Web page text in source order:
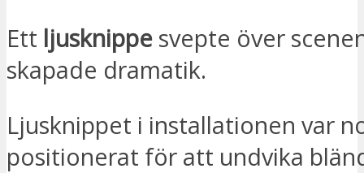
Ett ljusknippe svepte över
skapade dramatik.
Ljusknippet i installationen var
positionerat för att undvika